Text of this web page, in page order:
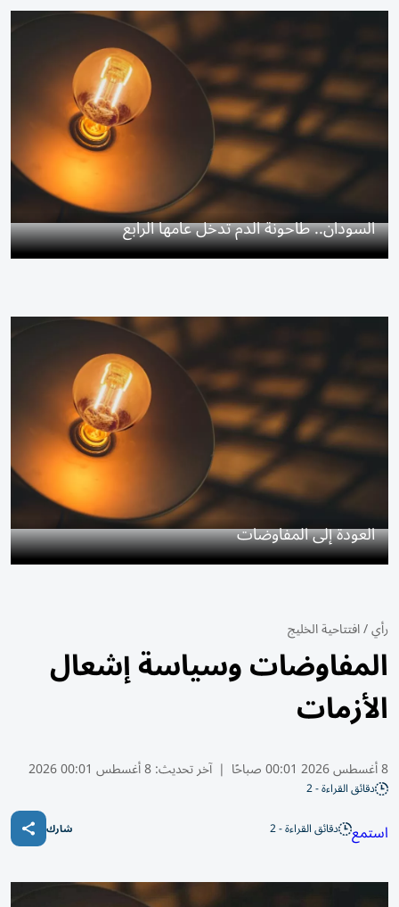
السودان.. طاحونة الدم تدخل عامها الرابع
العودة إلى المفاوضات
رأي/افتتاحية الخليج
المفاوضات وسياسة إشعال
الأزمات
8 أغسطس 2026 00:01 صباحًا | آخر تحديث:8 أغسطس 00:01 2026
دقائق القراءة - 2
استمع دقائق القراءة - 2 شارك